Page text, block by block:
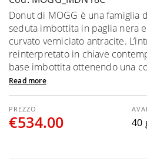
Donut di MOGG è una famiglia
seduta imbottita in paglia nera
curvato verniciato antracite.
reinterpretato in chiave
base imbottita ottenendo una
Read more
€534.00 40
of
the
images
gallery